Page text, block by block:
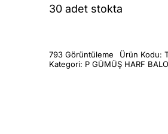
30 adet stokta
793 Görüntüleme Ürün Kodu:
Kategori: P GÜMÜŞ HARF